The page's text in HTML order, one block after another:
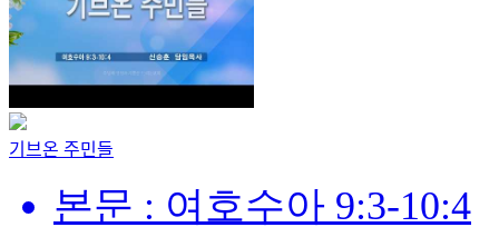
기브온 주민들
본문 : 여호수아 9:3-10:4